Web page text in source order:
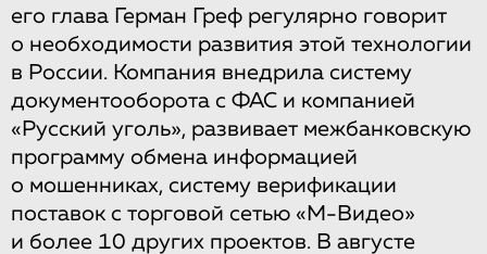
его глава Герман Греф регулярно говорит
о необходимости развития этой технологии
в России. Компания внедрила систему
документооборота с ФАС и компанией
«Русский уголь», развивает межбанковскую
программу обмена информацией
о мошенниках, систему верификации
поставок с торговой сетью «М-Видео»
и более 10 других проектов. В августе